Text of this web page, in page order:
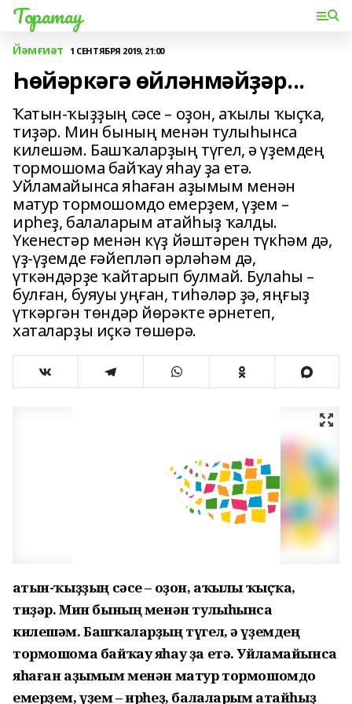
Торатау
Йәмғиәт 1 СЕНТЯБРЯ 2019, 21:00
Һөйәркәгә өйләнмәйҙәр...
Ҡатын-ҡыҙҙың сәсе – оҙон, аҡылы ҡыҫҡа,
тиҙәр. Мин бының менән тулыһынса
килешәм. Башҡаларҙың түгел, ә үҙемдең
тормошома байҡау яһау ҙа етә.
Уйламайынса яһаған аҙымым менән
матур тормошомдо емерҙем, үҙем –
ирһеҙ, балаларым атайһыҙ ҡалды.
Үкенестәр менән күҙ йәштәрен түкһәм дә,
үҙ-үҙемде ғәйепләп әрләһәм дә,
үткәндәрҙе ҡайтарып булмай. Булаһы –
булған, буяуы уңған, тиһәләр ҙә, яңғыҙ
үткәргән төндәр йөрәкте әрнетеп,
хаталарҙы иҫкә төшөрә.
Ҡатын-ҡыҙҙың сәсе – оҙон, аҡылы ҡыҫҡа,
тиҙәр. Мин бының менән тулыһынса
килешәм. Башҡаларҙың түгел, ә үҙемдең
тормошома байҡау яһау ҙа етә. Уйламайынса
яһаған аҙымым менән матур тормошомдо
емерҙем, үҙем – ирһеҙ, балаларым атайһыҙ